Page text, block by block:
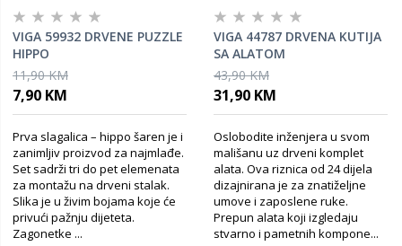
VIGA 59932 DRVENE PUZZLE
HIPPO
11,90 KM
7,90 KM
Prva slagalica – hippo šaren je i
zanimljiv proizvod za najmlađe.
Set sadrži tri do pet elemenata
za montažu na drveni stalak.
Slika je u živim bojama koje će
privući pažnju dijeteta.
Zagonetke ...
VIGA 44787 DRVENA KUTIJA
SA ALATOM
43,90 KM
31,90 KM
Oslobodite inženjera u svom
mališanu uz drveni komplet
alata. Ova riznica od 24 dijela
dizajnirana je za znatiželjne
umove i zaposlene ruke.
Prepun alata koji izgledaju
stvarno i pametnih kompone...